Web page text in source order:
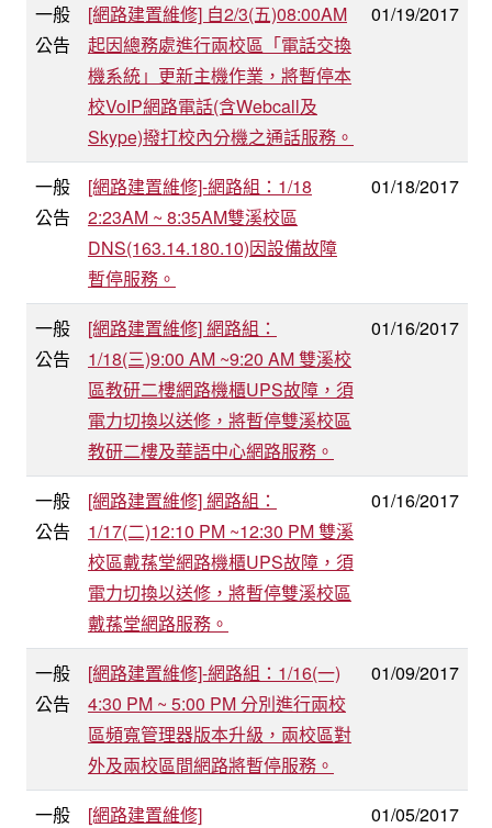
一般
公告
[網路建置維修] 自2/3(五)08:00AM
起因總務處進行兩校區「電話交換
機系統」更新主機作業，將暫停本
校VoIP網路電話(含Webcall及
Skype)撥打校內分機之通話服務。
01/19/2017
一般
公告
[網路建置維修]-網路組：1/18
2:23AM ~ 8:35AM雙溪校區
DNS(163.14.180.10)因設備故障
暫停服務。
01/18/2017
一般
公告
[網路建置維修] 網路組：
1/18(三)9:00 AM ~9:20 AM 雙溪校
區教研二樓網路機櫃UPS故障，須
電力切換以送修，將暫停雙溪校區
教研二樓及華語中心網路服務。
01/16/2017
一般
公告
[網路建置維修] 網路組：
1/17(二)12:10 PM ~12:30 PM 雙溪
校區戴蓀堂網路機櫃UPS故障，須
電力切換以送修，將暫停雙溪校區
戴蓀堂網路服務。
01/16/2017
一般
公告
[網路建置維修]-網路組：1/16(一)
4:30 PM ~ 5:00 PM 分別進行兩校
區頻寬管理器版本升級，兩校區對
外及兩校區間網路將暫停服務。
01/09/2017
一般
[網路建置維修]
01/05/2017